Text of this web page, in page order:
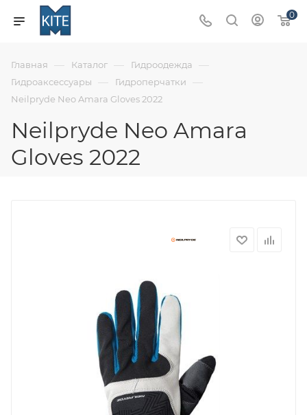
0
Главная — Каталог — Гидроодежда —
Гидроаксессуары — Гидроперчатки —
Neilpryde Neo Amara Gloves 2022
Neilpryde Neo Amara
Gloves 2022